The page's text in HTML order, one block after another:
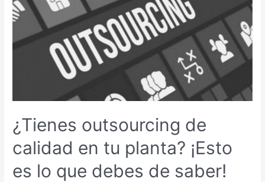
¿Tienes outsourcing de
calidad en tu planta? ¡Esto
es lo que debes de saber!
calidad
en
de
saber!